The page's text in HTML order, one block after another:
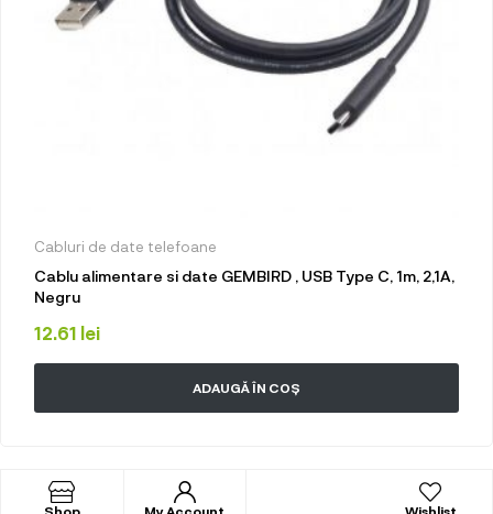
Cabluri de date telefoane
Cablu alimentare si date GEMBIRD , USB Type C, 1m, 2,1A,
Negru
12.61 lei
ADAUGĂ ÎN COȘ
Shop My Account Wishlist